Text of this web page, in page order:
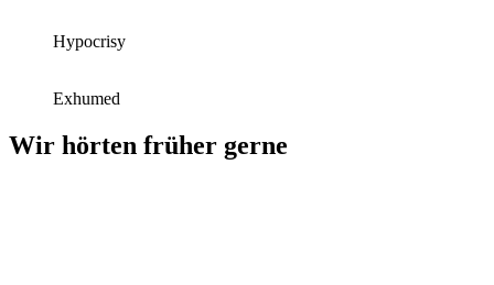
Hypocrisy
Exhumed
Wir hörten früher gerne